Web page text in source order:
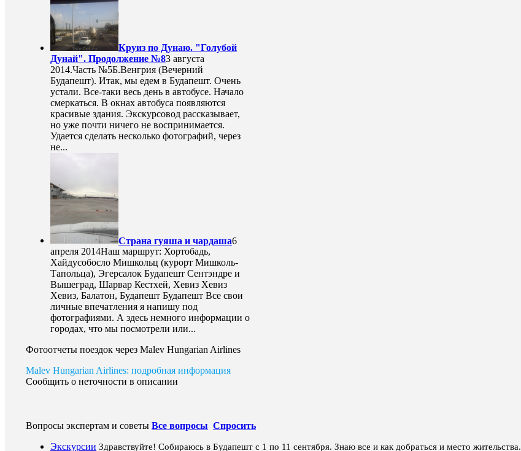
Круиз по Дунаю. "Голубой
Дунай". Продолжение №83 августа
2014.Часть №5Б.Венгрия (Вечерний
Будапешт). Итак, мы едем в Будапешт. Очень
устали. Все-таки весь день в автобусе. Начало
смеркаться. В окнах автобуса появляются
красивые здания. Экскурсовод рассказывает,
но уже почти ничего не воспринимается.
Удается сделать несколько фотографий, через
не...
Страна гуяша и чардаша6
апреля 2014Наш маршрут: Хортобадь,
Хайдусобосло Мишкольц (курорт Мишколь-
Тапольца), Эгерсалок Будапешт Сентэндре и
Вышеград, Шарвар Кестхей, Хевиз Хевиз
Хевиз, Балатон, Будапешт Будапешт Все свои
личные впечатления я напишу под
фотографиями. А здесь немного информации о
городах, что мы посмотрели или...
Фотоотчеты поездок через Malev Hungarian Airlines
Malev Hungarian Airlines: подробная информация
Сообщить о неточности в описании
Вопросы экспертам и советы Все вопросы Спросить
Экскурсии Здравствуйте! Собираюсь в Будапешт с 1 по 11 сентября. Знаю все и как добраться и место жительства.